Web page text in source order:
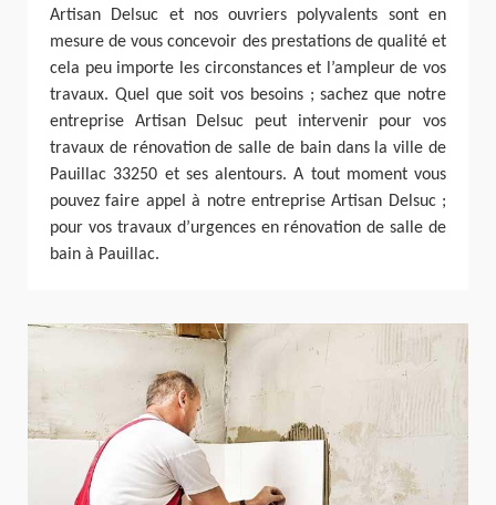
Artisan Delsuc et nos ouvriers polyvalents sont en
mesure de vous concevoir des prestations de qualité et
cela peu importe les circonstances et l’ampleur de vos
travaux. Quel que soit vos besoins ; sachez que notre
entreprise Artisan Delsuc peut intervenir pour vos
travaux de rénovation de salle de bain dans la ville de
Pauillac 33250 et ses alentours. A tout moment vous
pouvez faire appel à notre entreprise Artisan Delsuc ;
pour vos travaux d’urgences en rénovation de salle de
bain à Pauillac.